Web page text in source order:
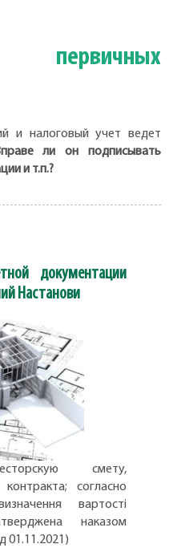
и налоговый учет ведет
ли он подписывать
и т.п.?
документации
Настанови
смету,
согласно
вартості
наказом
01.11.2021)